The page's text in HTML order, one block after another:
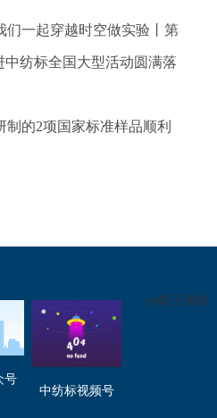
们一起穿越时空做实验丨第
纺标全国大型活动圆满落
的2项国家标准样品顺利
pa电子游戏
号
中纺标视频号